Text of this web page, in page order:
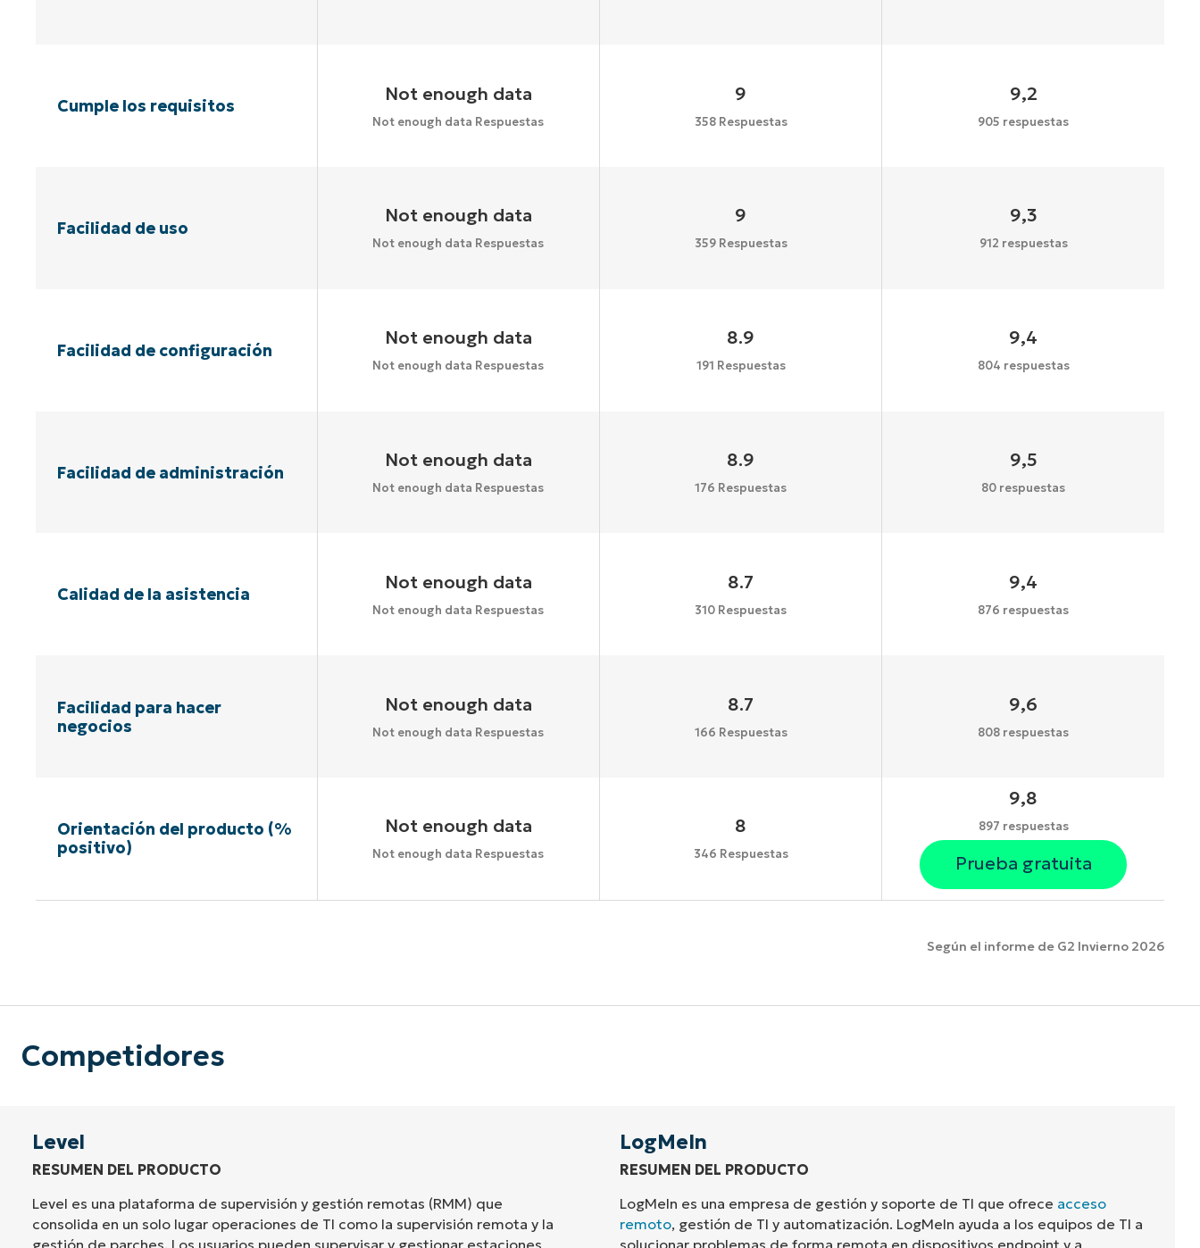
Cumple los requisitos
Not enough data
Not enough data Respuestas
9
358 Respuestas
9,2
905 respuestas
Facilidad de uso
Not enough data
Not enough data Respuestas
9
359 Respuestas
9,3
912 respuestas
Facilidad de configuración
Not enough data
Not enough data Respuestas
8.9
191 Respuestas
9,4
804 respuestas
Facilidad de administración
Not enough data
Not enough data Respuestas
8.9
176 Respuestas
9,5
80 respuestas
Calidad de la asistencia
Not enough data
Not enough data Respuestas
8.7
310 Respuestas
9,4
876 respuestas
Facilidad para hacer
negocios
Not enough data
Not enough data Respuestas
8.7
166 Respuestas
9,6
808 respuestas
Orientación del producto (%
positivo)
Not enough data
Not enough data Respuestas
8
346 Respuestas
9,8
897 respuestas
Prueba gratuita
Según el informe de G2 Invierno 2026
Competidores
Level
RESUMEN DEL PRODUCTO
Level es una plataforma de supervisión y gestión remotas (RMM) que
consolida en un solo lugar operaciones de TI como la supervisión remota y la
LogMeIn
RESUMEN DEL PRODUCTO
LogMeIn es una empresa de gestión y soporte de TI que ofrece acceso
remoto, gestión de TI y automatización. LogMeIn ayuda a los equipos de TI a